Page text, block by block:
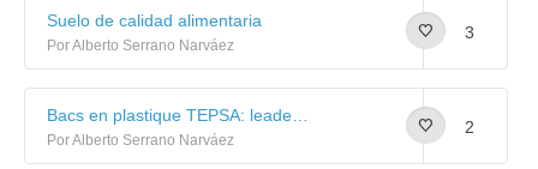
Suelo de calidad alimentaria
Por Alberto Serrano Narváez
3
Por Alberto Serrano Narváez
2